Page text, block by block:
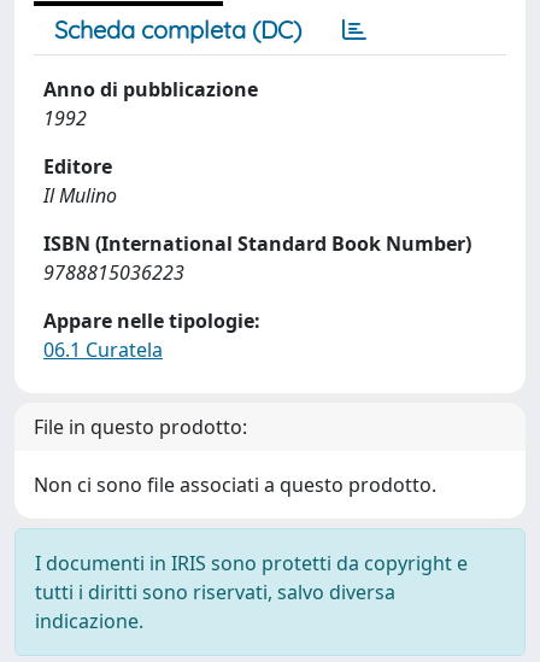
Scheda completa (DC)
Anno di pubblicazione
1992
Editore
Il Mulino
ISBN (International Standard Book Number)
9788815036223
Appare nelle tipologie:
06.1 Curatela
File in questo prodotto:
Non ci sono file associati a questo prodotto.
I documenti in IRIS sono protetti da copyright e
tutti i diritti sono riservati, salvo diversa
indicazione.